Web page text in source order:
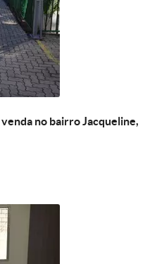
no bairro Jacqueline,